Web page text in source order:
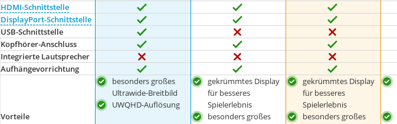
HDMI-Schnittstelle
DisplayPort-Schnittstelle
USB-Schnittstelle
Kopfhörer-Anschluss
Integrierte Lautsprecher
Aufhängevorrichtung
Vorteile
besonders großes
Ultrawide-Breitbild
UWQHD-Auflösung
gekrümmtes Display
für besseres
Spielerlebnis
besonders großes
gekrümmtes Display
für besseres
Spielerlebnis
besonders großes